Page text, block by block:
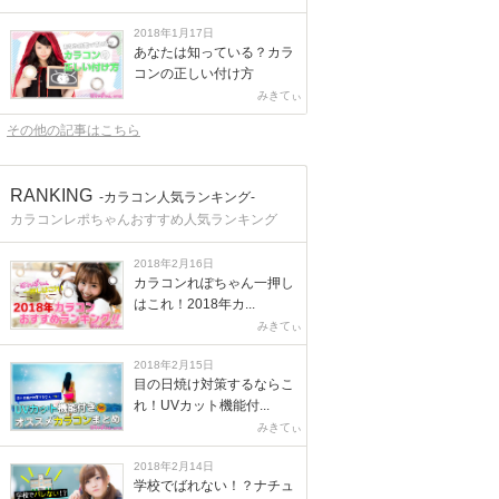
2018年1月17日
あなたは知っている？カラ
コンの正しい付け方
みきてぃ
その他の記事はこちら
RANKING -カラコン人気ランキング-
カラコンレポちゃんおすすめ人気ランキング
2018年2月16日
カラコンれぽちゃん一押し
はこれ！2018年カ...
みきてぃ
2018年2月15日
目の日焼け対策するならこ
れ！UVカット機能付...
みきてぃ
2018年2月14日
学校でばれない！？ナチュ